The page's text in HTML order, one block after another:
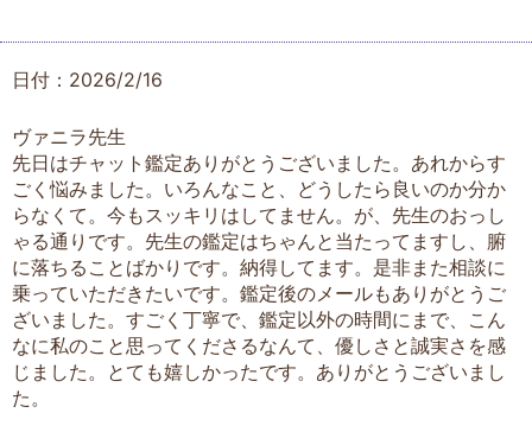
日付：2026/2/16
ヴァニラ先生
先日はチャット鑑定ありがとうございました。あれからす
ごく悩みました。いろんなこと、どうしたら良いのか分か
らなくて。今もスッキリはしてません。が、先生のおっし
ゃる通りです。先生の鑑定はちゃんと当たってますし、腑
に落ちることばかりです。納得してます。是非また相談に
乗っていただきたいです。鑑定後のメールもありがとうご
ざいました。すごく丁寧で、鑑定以外の時間にまで、こん
なに私のこと思ってくださるなんて、優しさと誠実さを感
じました。とても嬉しかったです。ありがとうございまし
た。